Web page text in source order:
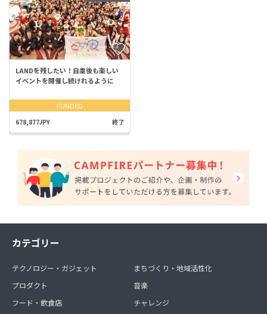
LANDを残したい！自粛後も楽しい
イベントを開催し続けれるように
FUNDED
678,877JPY 終了
カテゴリー
テクノロジー・ガジェット
プロダクト
フード・飲食店
まちづくり・地域活性化
音楽
チャレンジ